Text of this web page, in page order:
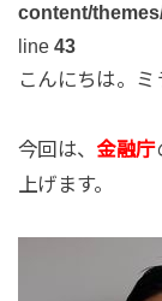
content/
line 43
こんにちは。ミ
今回は、 金融庁
上げます。